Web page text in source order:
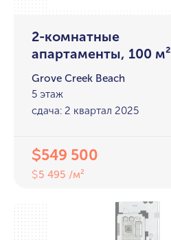
2-комнатные
апартаменты, 100 м²
Grove Creek Beach
5 этаж
сдача: 2 квартал 2025
$549 500
$5 495 /м²